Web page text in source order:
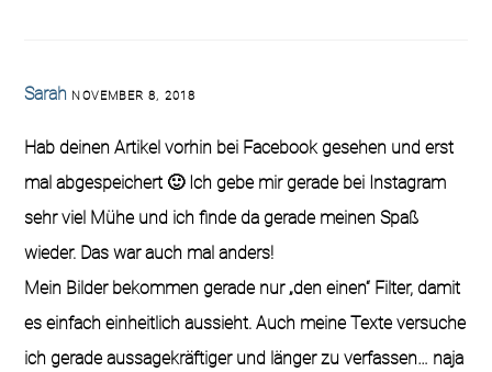
Sarah NOVEMBER 8, 2018
Hab deinen Artikel vorhin bei Facebook gesehen und erst
mal abgespeichert 🙂 Ich gebe mir gerade bei Instagram
sehr viel Mühe und ich finde da gerade meinen Spaß
wieder. Das war auch mal anders!
Mein Bilder bekommen gerade nur „den einen“ Filter, damit
es einfach einheitlich aussieht. Auch meine Texte versuche
ich gerade aussagekräftiger und länger zu verfassen… naja